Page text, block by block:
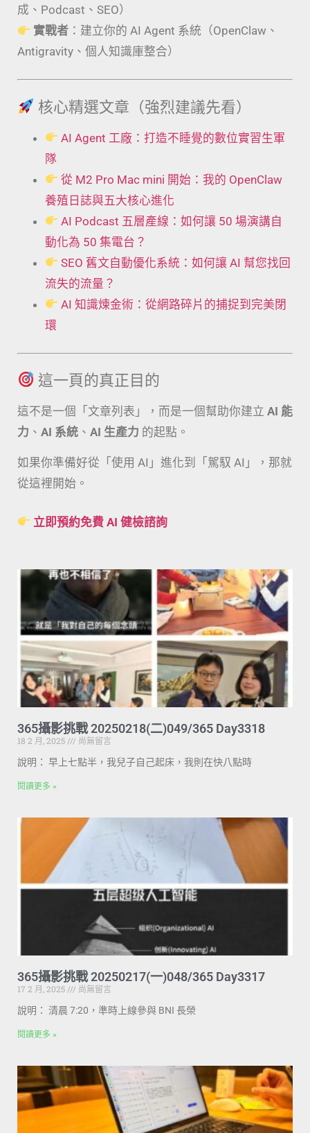
成、Podcast、SEO）
實戰者 ：建立你的 AI Agent 系統（OpenClaw、
Antigravity、個人知識庫整合）
核心精選文章（強烈建議先看）
AI Agent 工廠：打造不睡覺的數位實習生軍
隊
從 M2 Pro Mac mini 開始：我的 OpenClaw
養殖日誌與五大核心進化
AI Podcast 五層產線：如何讓 50 場演講自
動化為 50 集電台？
SEO 舊文自動優化系統：如何讓 AI 幫您找回
流失的流量？
AI 知識煉金術：從網路碎片的捕捉到完美閉
環
這一頁的真正目的
這不是一個「文章列表」，而是一個幫助你建立 AI 能
力 、 AI 系統 、 AI 生產力 的起點。
如果你準備好從「使用 AI」進化到「駕馭 AI」，那就
從這裡開始。
立即預約免費 AI 健檢諮詢
365攝影挑戰 20250218(二)049/365 Day3318
18 2 月, 2025
尚無留言
說明： 早上七點半，我兒子自己起床，我則在快八點時
閱讀更多 »
365攝影挑戰 20250217(一)048/365 Day3317
17 2 月, 2025
尚無留言
說明： 清晨 7:20，準時上線參與 BNI 長榮
閱讀更多 »